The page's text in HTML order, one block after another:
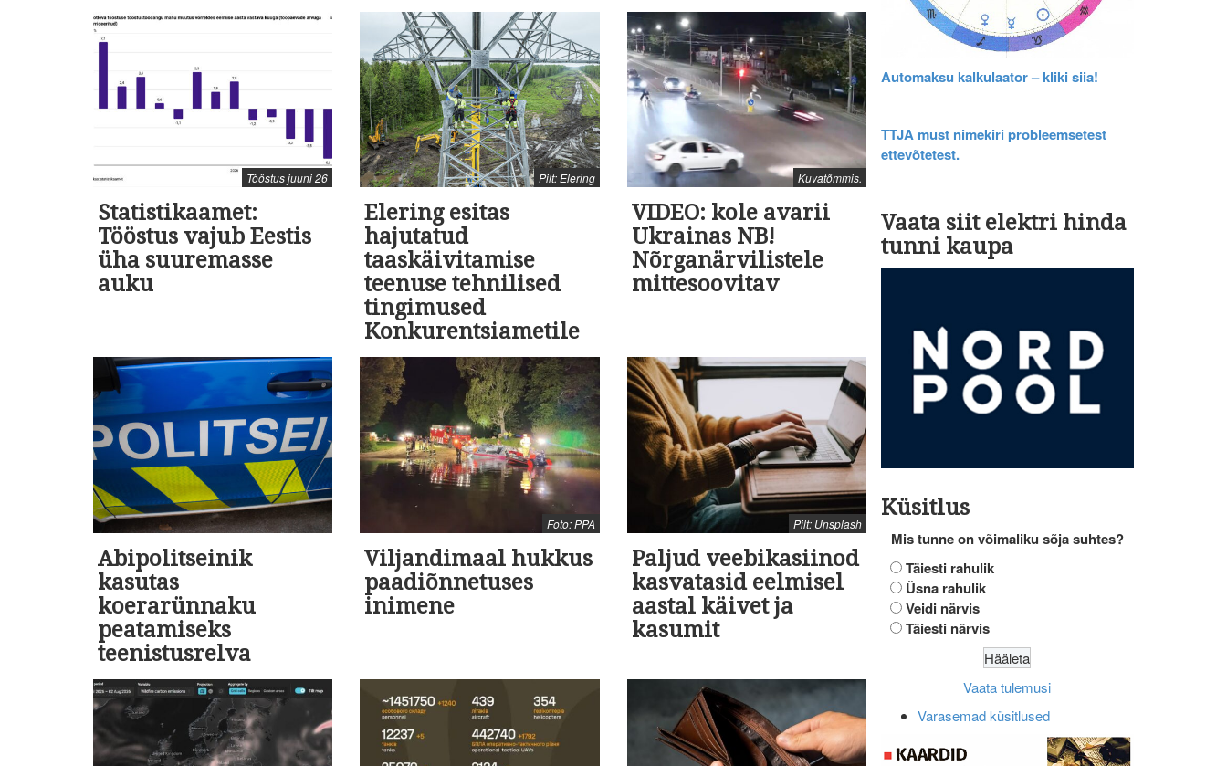
Tööstus juuni 26
Statistikaamet:
Tööstus vajub Eestis
üha suuremasse
auku
Pilt: Elering
Elering esitas
hajutatud
taaskäivitamise
teenuse tehnilised
tingimused
Konkurentsiametile
Kuvatõmmis.
VIDEO: kole avarii
Ukrainas NB!
Nõrganärvilistele
mittesoovitav
Abipolitseinik
kasutas
koerarünnaku
peatamiseks
teenistusrelva
Foto: PPA
Viljandimaal hukkus
paadiõnnetuses
inimene
Pilt: Unsplash
Paljud veebikasiinod
kasvatasid eelmisel
aastal käivet ja
kasumit
Automaksu kalkulaator – kliki siia!
TTJA must nimekiri probleemsetest
ettevõtetest.
Vaata siit elektri hinda
tunni kaupa
Küsitlus
Mis tunne on võimaliku sõja suhtes?
Täiesti rahulik
Üsna rahulik
Veidi närvis
Täiesti närvis
Vaata tulemusi
Varasemad küsitlused